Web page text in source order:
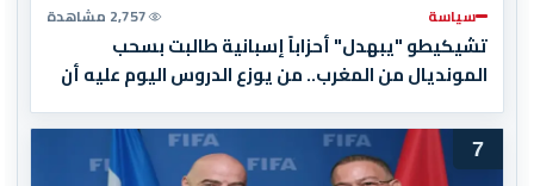
سياسة 2,757 مشاهدة
تشيكيطو "يبهدل" أحزاباً إسبانية طالبت بسحب
المونديال من المغرب.. من يوزع الدروس اليوم عليه أن
7